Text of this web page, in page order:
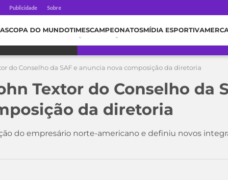
Publicidade Sobre
COPA DO MUNDOTIMESCAMPEONATOSMÍDIA ESPORTIVA
do Conselho da SAF e anuncia nova composição da diretoria
Textor do Conselho da
da diretoria
do empresário norte-americano e definiu novos